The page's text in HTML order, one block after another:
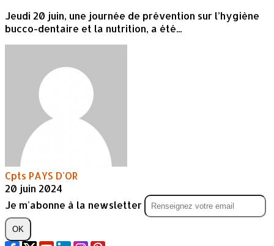
Jeudi 20 juin, une journée de prévention sur l’hygiène
bucco-dentaire et la nutrition, a été...
Cpts PAYS D'OR
20 juin 2024
Je m'abonne à la newsletter
OK